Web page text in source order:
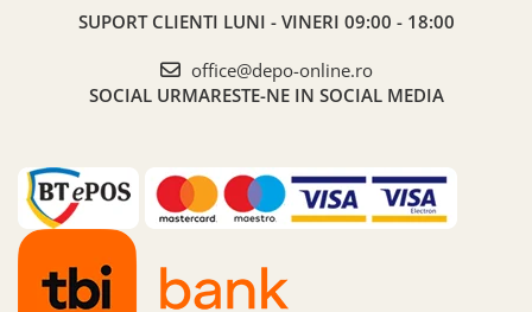
SUPORT CLIENTI LUNI - VINERI 09:00 - 18:00
office@depo-online.ro
SOCIAL URMARESTE-NE IN SOCIAL MEDIA